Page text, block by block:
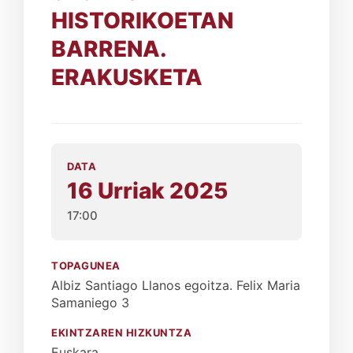
HISTORIKOETAN
BARRENA.
ERAKUSKETA
DATA
16 Urriak 2025
17:00
TOPAGUNEA
Albiz Santiago Llanos egoitza. Felix Maria
Samaniego 3
EKINTZAREN HIZKUNTZA